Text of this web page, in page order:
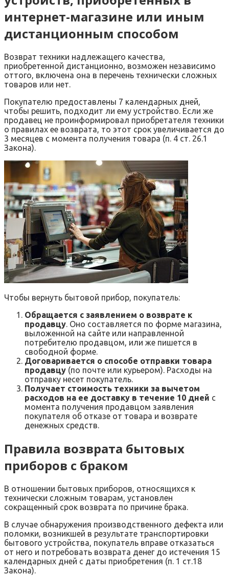
интернет-магазине или иным
дистанционным способом
Возврат техники надлежащего качества,
приобретенной дистанционно, возможен независимо
оттого, включена она в перечень технически сложных
товаров или нет.
Покупателю предоставлены 7 календарных дней,
чтобы решить, подходит ли ему устройство. Если же
продавец не проинформировал приобретателя техники
о правилах ее возврата, то этот срок увеличивается до
3 месяцев с момента получения товара (п. 4 ст. 26.1
Закона).
Чтобы вернуть бытовой прибор, покупатель:
Обращается с заявлением о возврате к
продавцу. Оно составляется по форме магазина,
выложенной на сайте или направленной
потребителю продавцом, или же пишется в
свободной форме.
Договаривается о способе отправки товара
продавцу (по почте или курьером). Расходы на
отправку несет покупатель.
Получает стоимость техники за вычетом
расходов на ее доставку в течение 10 дней с
момента получения продавцом заявления
покупателя об отказе от товара и возврате
денежных средств.
Правила возврата бытовых
приборов с браком
В отношении бытовых приборов, относящихся к
технически сложным товарам, установлен
сокращенный срок возврата по причине брака.
В случае обнаружения производственного дефекта или
поломки, возникшей в результате транспортировки
бытового устройства, покупатель вправе отказаться
от него и потребовать возврата денег до истечения 15
календарных дней с даты приобретения (п. 1 ст.18
Закона).